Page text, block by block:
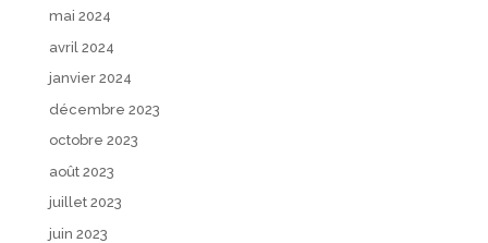
mai 2024
avril 2024
janvier 2024
décembre 2023
octobre 2023
août 2023
juillet 2023
juin 2023